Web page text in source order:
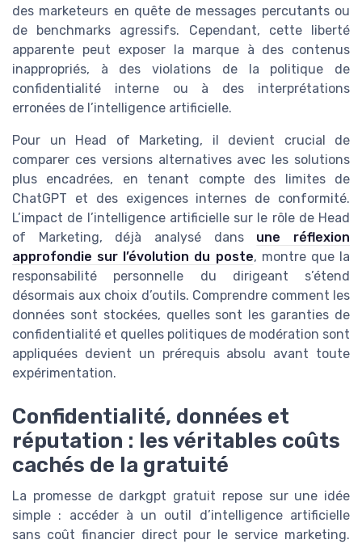
des marketeurs en quête de messages percutants ou
de benchmarks agressifs. Cependant, cette liberté
apparente peut exposer la marque à des contenus
inappropriés, à des violations de la politique de
confidentialité interne ou à des interprétations
erronées de l’intelligence artificielle.
Pour un Head of Marketing, il devient crucial de
comparer ces versions alternatives avec les solutions
plus encadrées, en tenant compte des limites de
ChatGPT et des exigences internes de conformité.
L’impact de l’intelligence artificielle sur le rôle de Head
of Marketing, déjà analysé dans une réflexion
approfondie sur l’évolution du poste, montre que la
responsabilité personnelle du dirigeant s’étend
désormais aux choix d’outils. Comprendre comment les
données sont stockées, quelles sont les garanties de
confidentialité et quelles politiques de modération sont
appliquées devient un prérequis absolu avant toute
expérimentation.
Confidentialité, données et
réputation : les véritables coûts
cachés de la gratuité
La promesse de darkgpt gratuit repose sur une idée
simple : accéder à un outil d’intelligence artificielle
sans coût financier direct pour le service marketing.